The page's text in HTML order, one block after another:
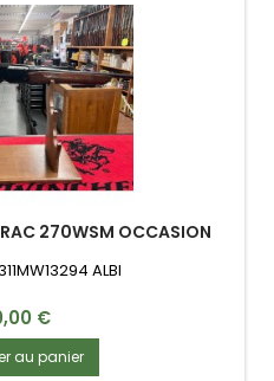
270WSM OCCASION
ALBI
€
au panier